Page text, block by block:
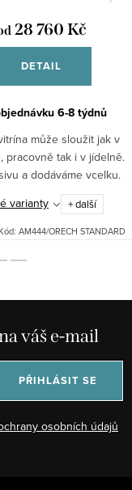
28 760 Kč
DETAIL
6-8 týdnů
může sloužit jak v
pracovně tak i v jídelně.
a dodáváme vcelku.
varianty
+ další
AM444/ORECH STANDARD
váš e-mail
osobních údajů
PŘIHLÁSIT SE